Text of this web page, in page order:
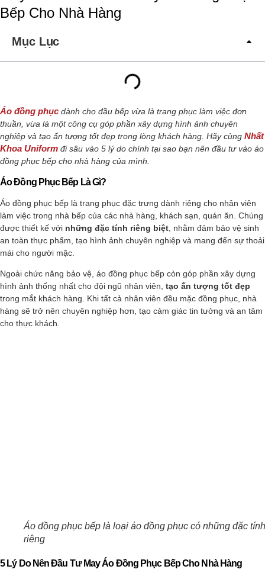
Bếp Cho Nhà Hàng
Mục Lục
Áo đồng phục dành cho đầu bếp vừa là trang phục làm việc đơn
thuần, vừa là một công cụ góp phần xây dựng hình ảnh chuyên
nghiệp và tạo ấn tượng tốt đẹp trong lòng khách hàng. Hãy cùng Nhất
Khoa Uniform đi sâu vào 5 lý do chính tại sao bạn nên đầu tư vào áo
đồng phục bếp cho nhà hàng của mình.
Áo Đồng Phục Bếp Là Gì?
Áo đồng phục bếp là trang phục đặc trưng dành riêng cho nhân viên
làm việc trong nhà bếp của các nhà hàng, khách sạn, quán ăn. Chúng
được thiết kế với những đặc tính riêng biệt , nhằm đảm bảo vệ sinh
an toàn thực phẩm, tạo hình ảnh chuyên nghiệp và mang đến sự thoải
mái cho người mặc.
Ngoài chức năng bảo vệ, áo đồng phục bếp còn góp phần xây dựng
hình ảnh thống nhất cho đội ngũ nhân viên, tạo ấn tượng tốt đẹp
trong mắt khách hàng. Khi tất cả nhân viên đều mặc đồng phục, nhà
hàng sẽ trở nên chuyên nghiệp hơn, tạo cảm giác tin tưởng và an tâm
cho thực khách.
Áo đồng phục bếp là loại áo đồng phục có những đặc tính
riêng
5 Lý Do Nên Đầu Tư May Áo Đồng Phục Bếp Cho Nhà Hàng